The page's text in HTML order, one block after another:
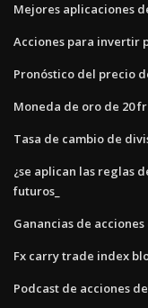
Mejores aplicaciones
Acciones para invertir
Pronóstico del precio
Moneda de oro de 20
Tasa de cambio de
¿se aplican las reglas
futuros_
Ganancias de
Fx carry trade index
Podcast de acciones